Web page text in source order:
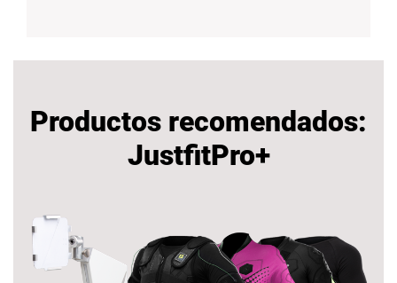
Productos recomendados:
JustfitPro+